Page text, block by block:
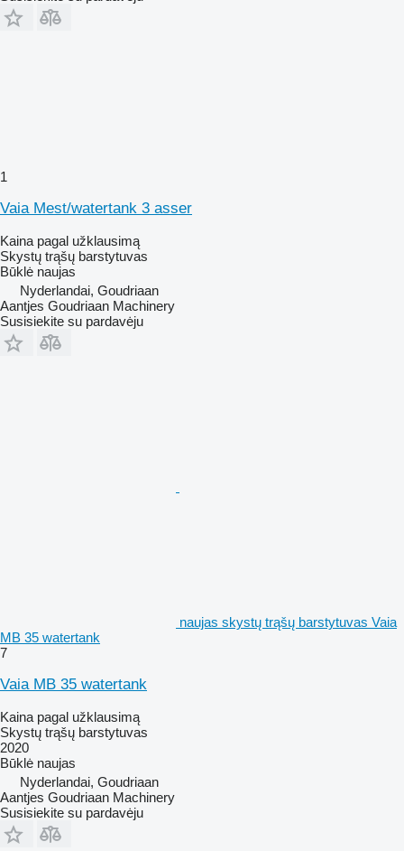
1
Vaia Mest/watertank 3 asser
Kaina pagal užklausimą
Skystų trąšų barstytuvas
Būklė naujas
Nyderlandai, Goudriaan
Aantjes Goudriaan Machinery
Susisiekite su pardavėju
naujas skystų trąšų barstytuvas Vaia
MB 35 watertank
7
Vaia MB 35 watertank
Kaina pagal užklausimą
Skystų trąšų barstytuvas
2020
Būklė naujas
Nyderlandai, Goudriaan
Aantjes Goudriaan Machinery
Susisiekite su pardavėju